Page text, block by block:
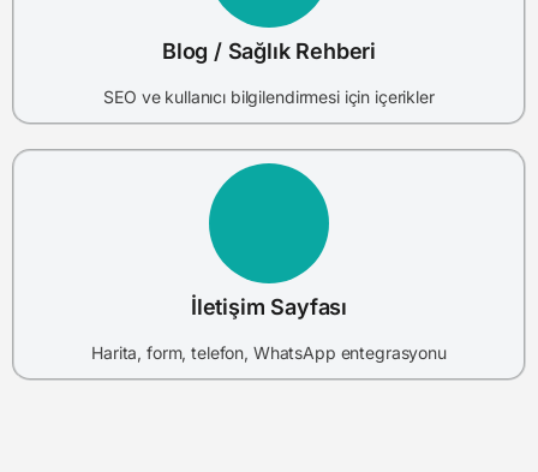
Blog / Sağlık Rehberi
SEO ve kullanıcı bilgilendirmesi için içerikler
İletişim Sayfası
Harita, form, telefon, WhatsApp entegrasyonu